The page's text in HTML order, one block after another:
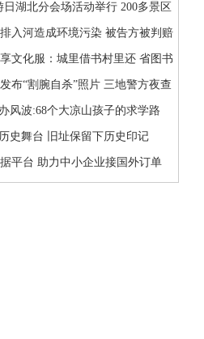
湖北分会场活动举行 200多景区
入河造成环境污染 被告方被判赔
文化服：城里借书村里还 省图书
布“割腕自杀”照片 三地警方夜查
风波:68个大凉山孩子的求学路
史舞台 旧址保留下历史印记
平台 助力中小企业接国外订单